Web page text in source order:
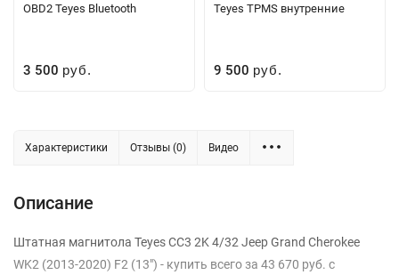
OBD2 Teyes Bluetooth
3 500 руб.
Teyes TPMS внутренние
9 500 руб.
Характеристики Отзывы (0) Видео
Описание
Штатная магнитола Teyes CC3 2K 4/32 Jeep Grand Cherokee
WK2 (2013-2020) F2 (13") - купить всего за 43 670 руб. с